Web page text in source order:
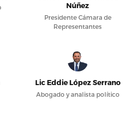
Núñez
Presidente Cámara de
Representantes
Lic Eddie López Serrano
Abogado y analista político